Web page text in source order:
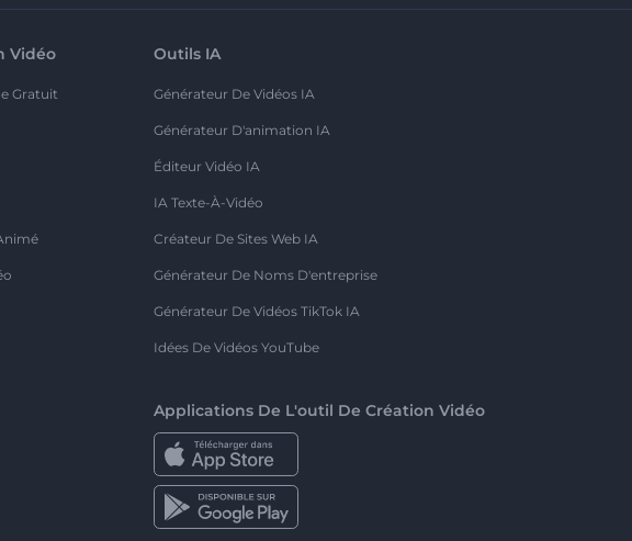
Vidéo
Gratuit
Outils IA
Générateur De Vidéos IA
Générateur D'animation IA
Éditeur Vidéo IA
IA Texte-À-Vidéo
Créateur De Sites Web IA
Générateur De Noms D'entreprise
Générateur De Vidéos TikTok IA
Idées De Vidéos YouTube
Applications De L'outil De Création Vidéo